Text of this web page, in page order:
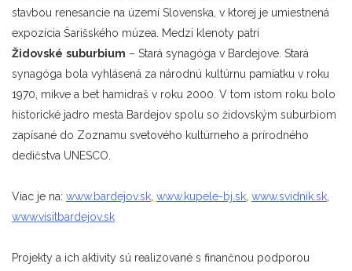
stavbou renesancie na území Slovenska, v ktorej je umiestnená
expozícia Šarišského múzea. Medzi klenoty patrí
Židovské suburbium – Stará synagóga v Bardejove. Stará
synagóga bola vyhlásená za národnú kultúrnu pamiatku v roku
1970, mikve a bet hamidraš v roku 2000. V tom istom roku bolo
historické jadro mesta Bardejov spolu so židovským suburbiom
zapísané do Zoznamu svetového kultúrneho a prírodného
dedičstva UNESCO.
Viac je na: www.bardejov.sk www.kupele-bj.sk www.svidnik.sk
www.visitbardejov.sk
Projekty a ich aktivity sú realizované s finančnou podporou